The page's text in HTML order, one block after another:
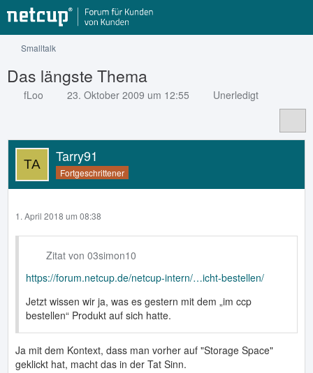
Smalltalk
Das längste Thema
fLoo 23. Oktober 2009 um 12:55 Unerledigt
Tarry91
Fortgeschrittener
1. April 2018 um 08:38
Zitat von 03simon10
https://forum.netcup.de/netcup-intern/…icht-bestellen/
Jetzt wissen wir ja, was es gestern mit dem „im ccp
bestellen“ Produkt auf sich hatte.
Ja mit dem Kontext, dass man vorher auf "Storage Space"
geklickt hat, macht das in der Tat Sinn.